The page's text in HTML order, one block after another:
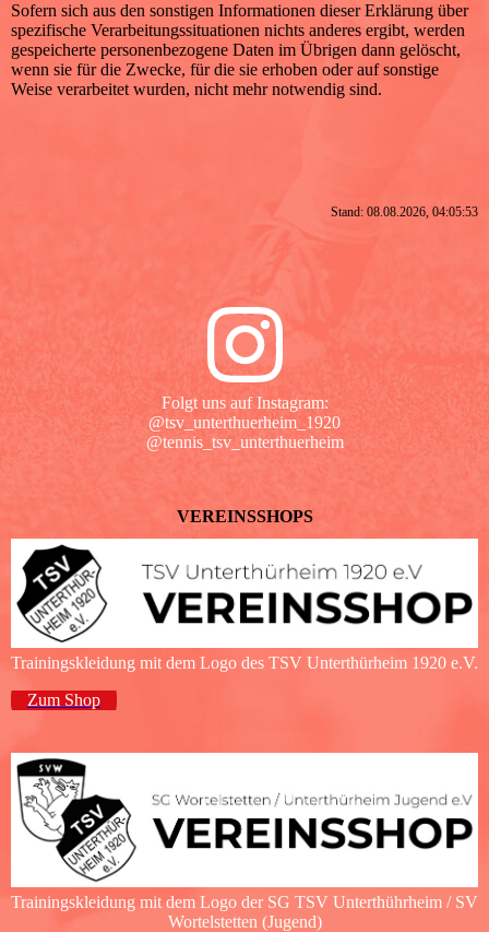
Sofern sich aus den sonstigen Informationen dieser Erklärung über
spezifische Verarbeitungssituationen nichts anderes ergibt, werden
gespeicherte personenbezogene Daten im Übrigen dann gelöscht,
wenn sie für die Zwecke, für die sie erhoben oder auf sonstige
Weise verarbeitet wurden, nicht mehr notwendig sind.
Stand: 08.08.2026, 04:05:53
Folgt uns auf Instagram:
@tsv_unterthuerheim_1920
@tennis_tsv_unterthuerheim
VEREINSSHOPS
Trainingskleidung mit dem Logo des TSV Unterthürheim 1920 e.V.
Zum Shop
Trainingskleidung mit dem Logo der SG TSV Unterthührheim / SV
Wortelstetten (Jugend)